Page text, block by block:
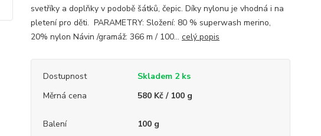
svetříky a doplňky v podobě šátků, čepic. Díky nylonu je vhodná i na
pletení pro děti. PARAMETRY: Složení: 80 % superwash merino,
20% nylon Návin /gramáž: 366 m / 100... celý popis
Dostupnost
Skladem 2 ks
Měrná cena
580 Kč / 100 g
Balení 100 g